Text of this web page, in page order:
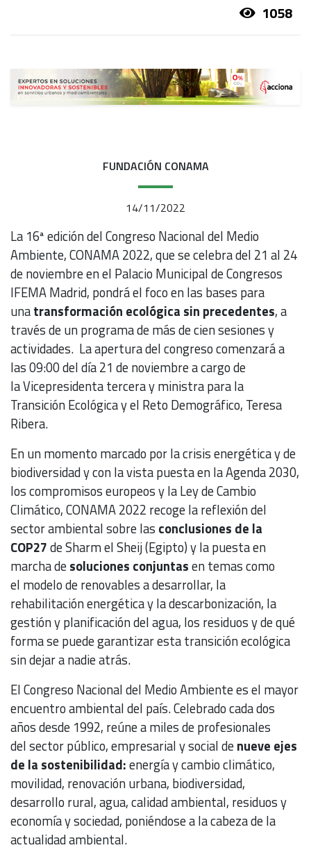
1058
FUNDACIÓN CONAMA
14/11/2022
La 16ª edición del Congreso Nacional del Medio
Ambiente, CONAMA 2022, que se celebra del 21 al 24
de noviembre en el Palacio Municipal de Congresos
IFEMA Madrid, pondrá el foco en las bases para
unatransformación ecológica sin precedentes, a
través de un programa de más de cien sesiones y
actividades. La apertura del congreso comenzará a
las 09:00 del día 21 de noviembre a cargo de
la Vicepresidenta tercera y ministra para la
Transición Ecológica y el Reto Demográfico, Teresa
Ribera.
En un momento marcado por la crisis energética y de
biodiversidad y con la vista puesta en la Agenda 2030,
los compromisos europeos y la Ley de Cambio
Climático, CONAMA 2022 recoge la reflexión del
sector ambiental sobre las conclusiones de la
COP27de Sharm el Sheij (Egipto) y la puesta en
marcha desoluciones conjuntasen temas como
el modelo de renovables a desarrollar, la
rehabilitación energética y la descarbonización, la
gestión y planificación del agua, los residuos y de qué
forma se puede garantizar esta transición ecológica
sin dejar a nadie atrás.
El Congreso Nacional del Medio Ambiente es el mayor
encuentro ambiental del país. Celebrado cada dos
años desde 1992, reúne a miles de profesionales
del sector público, empresarial y social denueve ejes
de la sostenibilidad:energía y cambio climático,
movilidad, renovación urbana, biodiversidad,
desarrollo rural, agua, calidad ambiental, residuos y
economía y sociedad, poniéndose a la cabeza de la
actualidad ambiental.